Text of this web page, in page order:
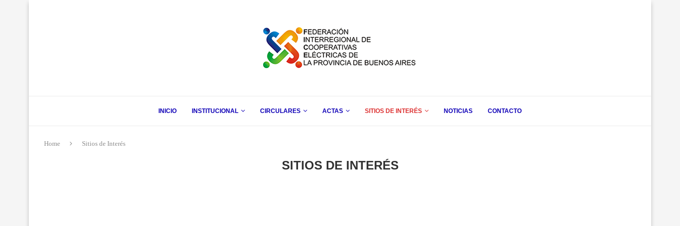
INICIO INSTITUCIONAL CIRCULARES ACTAS SITIOS DE INTERÉS NOTICIAS CONTACTO
Home Sitios de Interés
SITIOS DE INTERÉS